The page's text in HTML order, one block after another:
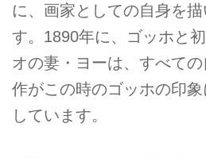
に、画家としての自身を
す。1890年に、ゴッホと
オの妻・ヨーは、すべて
作がこの時のゴッホの印
しています。